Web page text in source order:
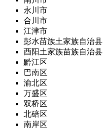
永川市
合川市
江津市
彭水苗族土家族自治县
酉阳土家族苗族自治县
黔江区
巴南区
渝北区
万盛区
双桥区
北碚区
南岸区